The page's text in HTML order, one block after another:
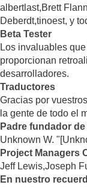
albertlast,Brett
Deberdt,tinoest, y
Beta Tester
Los invaluables
proporcionan
desarrolladores.
Traductores
Gracias por
la gente de todo el
Padre fundador de
Unknown W.
Project Managers
Jeff Lewis,Joseph
En nuestro